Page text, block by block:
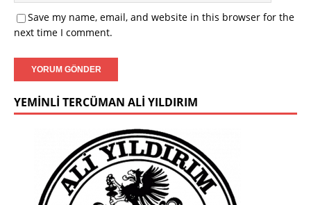
Save my name, email, and website in this browser for the
next time I comment.
YEMINLI TERCÜMAN ALI YILDIRIM